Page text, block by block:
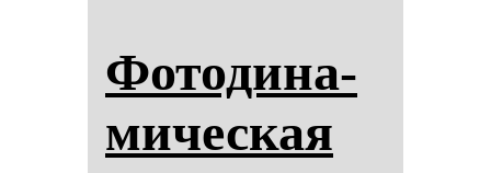
Фо­то­ди­на­
ми­чес­кая